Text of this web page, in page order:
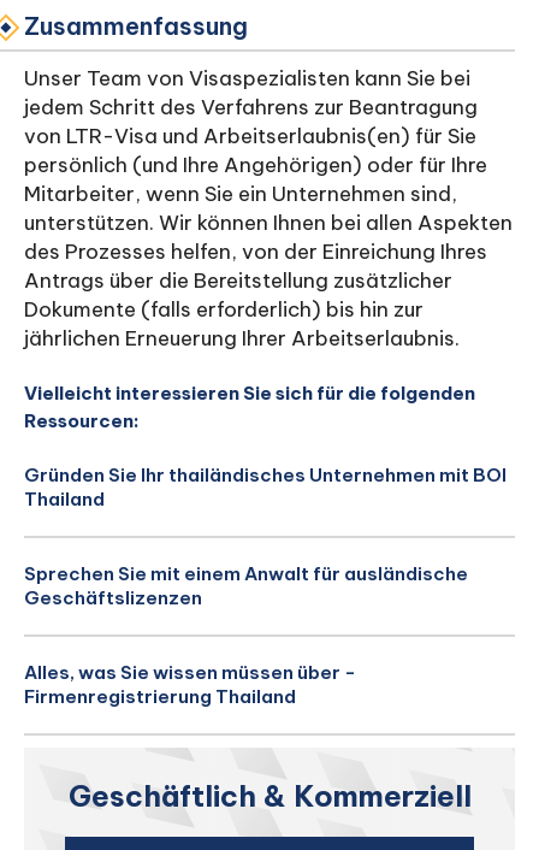
Zusammenfassung
Unser Team von Visaspezialisten kann Sie bei
jedem Schritt des Verfahrens zur Beantragung
von LTR-Visa und Arbeitserlaubnis(en) für Sie
persönlich (und Ihre Angehörigen) oder für Ihre
Mitarbeiter, wenn Sie ein Unternehmen sind,
unterstützen. Wir können Ihnen bei allen Aspekten
des Prozesses helfen, von der Einreichung Ihres
Antrags über die Bereitstellung zusätzlicher
Dokumente (falls erforderlich) bis hin zur
jährlichen Erneuerung Ihrer Arbeitserlaubnis.
Vielleicht interessieren Sie sich für die folgenden
Ressourcen:
Gründen Sie Ihr thailändisches Unternehmen mit BOI
Thailand
Sprechen Sie mit einem Anwalt für ausländische
Geschäftslizenzen
Alles, was Sie wissen müssen über -
Firmenregistrierung Thailand
Geschäftlich & Kommerziell